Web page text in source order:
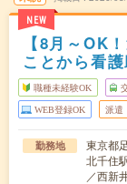
NEW
【8月～OK
ことから看
職種未経験OK
WEB登録OK 派遣
勤務地
東京都
北千住
／西新